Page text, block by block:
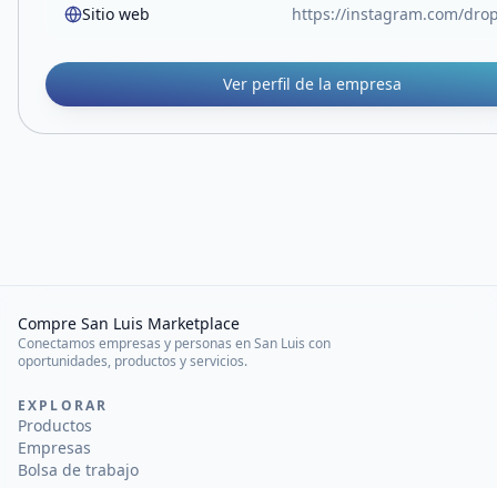
Sitio web https://instagram.com/
Ver perfil de la empresa
Compre San Luis Marketplace
Conectamos empresas y personas en San Luis con
oportunidades, productos y servicios.
EXPLORAR
Productos
Empresas
Bolsa de trabajo